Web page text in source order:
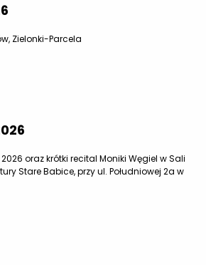
Zielonki-Parcela
oraz krótki recital Moniki Węgiel w Sali
Stare Babice, przy ul. Południowej 2a w